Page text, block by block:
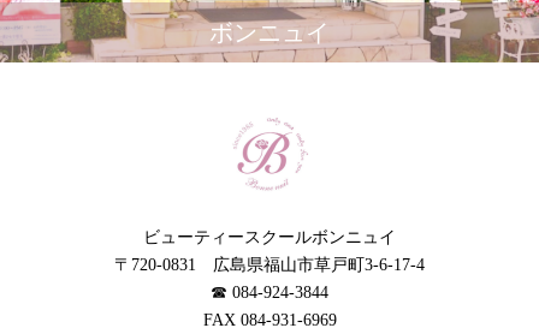
ボンニュイ
ビューティースクールボンニュイ
〒720-0831 広島県福山市草戸町3-6-17-4
☎︎ 084-924-3844
FAX 084-931-6969